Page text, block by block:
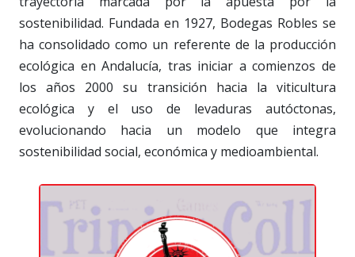
sostenibilidad. Fundada en 1927, Bodegas Robles se
ha consolidado como un referente de la producción
ecológica en Andalucía, tras iniciar a comienzos de
los años 2000 su transición hacia la viticultura
ecológica y el uso de levaduras autóctonas,
evolucionando hacia un modelo que integra
sostenibilidad social, económica y medioambiental.